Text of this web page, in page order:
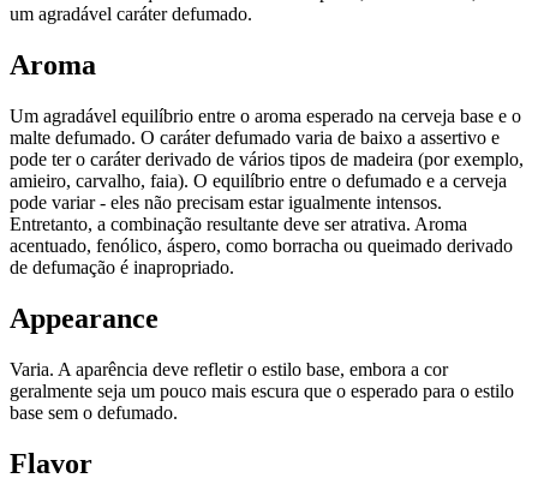
um agradável caráter defumado.
Aroma
Um agradável equilíbrio entre o aroma esperado na cerveja base e o
malte defumado. O caráter defumado varia de baixo a assertivo e
pode ter o caráter derivado de vários tipos de madeira (por exemplo,
amieiro, carvalho, faia). O equilíbrio entre o defumado e a cerveja
pode variar - eles não precisam estar igualmente intensos.
Entretanto, a combinação resultante deve ser atrativa. Aroma
acentuado, fenólico, áspero, como borracha ou queimado derivado
de defumação é inapropriado.
Appearance
Varia. A aparência deve refletir o estilo base, embora a cor
geralmente seja um pouco mais escura que o esperado para o estilo
base sem o defumado.
Flavor